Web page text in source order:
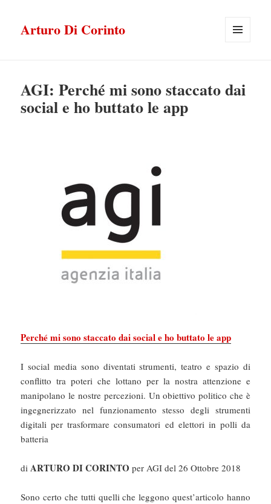
Arturo Di Corinto
AGI: Perché mi sono staccato dai
social e ho buttato le app
Perché mi sono staccato dai social e ho buttato le app
I social media sono diventati strumenti, teatro e spazio di
conflitto tra poteri che lottano per la nostra attenzione e
manipolano le nostre percezioni. Un obiettivo politico che è
ingegnerizzato nel funzionamento stesso degli strumenti
digitali per trasformare consumatori ed elettori in polli da
batteria
diARTURO DI CORINTO per AGI del 26 Ottobre 2018
Sono certo che tutti quelli che leggono quest’articolo hanno